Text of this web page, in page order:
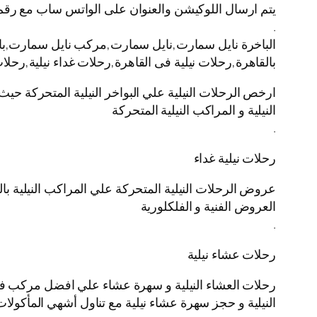
يتم ارسال اللوكيشن والعنوان على الواتس ساب مع
.
الباخرة نايل سمارت,نايل سمارت,مركب نايل
بالقاهرة,رحلات نيلية فى القاهرة,رحلات غداء
ارخص الرحلات النيلية علي البواخر النيلية المتحركة
النيلية و المراكب النيلية المتحركة
.
رحلات نيلية غداء
عروض الرحلات النيلية المتحركة علي المراكب النيلية
العروض الفنية و الفلكلورية
.
رحلات عشاء نيلية
رحلات العشاء النيلية و سهرة عشاء علي افضل مركب في
النيلية و حجز سهرة عشاء نيلية مع تناول أشهي